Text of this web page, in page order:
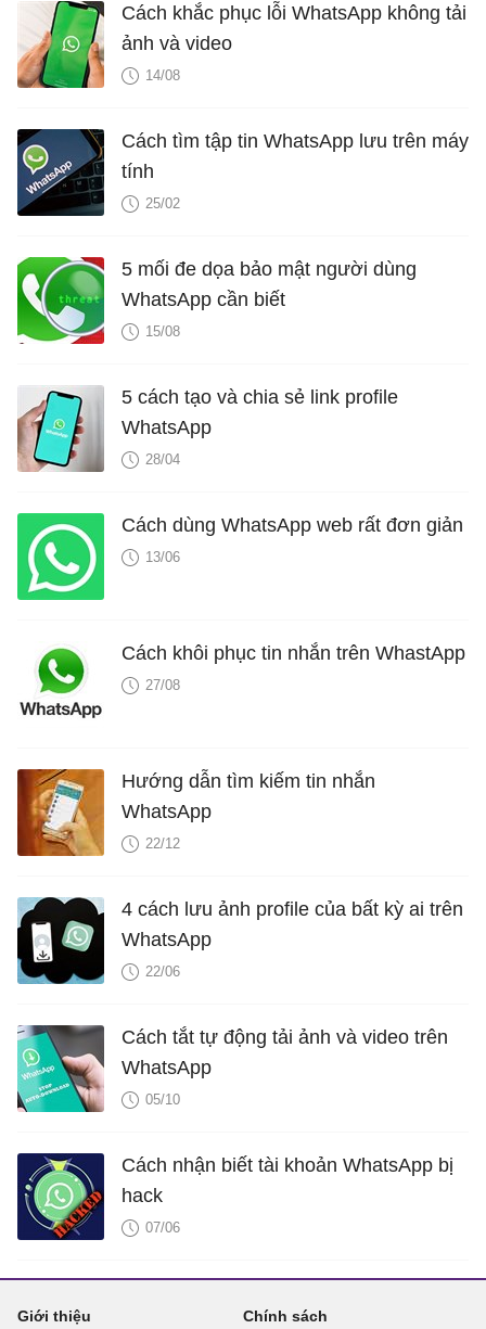
Cách khắc phục lỗi WhatsApp không tải
ảnh và video
14/08
Cách tìm tập tin WhatsApp lưu trên máy
tính
25/02
5 mối đe dọa bảo mật người dùng
WhatsApp cần biết
15/08
5 cách tạo và chia sẻ link profile
WhatsApp
28/04
Cách dùng WhatsApp web rất đơn giản
13/06
Cách khôi phục tin nhắn trên WhastApp
27/08
Hướng dẫn tìm kiếm tin nhắn
WhatsApp
22/12
4 cách lưu ảnh profile của bất kỳ ai trên
WhatsApp
22/06
Cách tắt tự động tải ảnh và video trên
WhatsApp
05/10
Cách nhận biết tài khoản WhatsApp bị
hack
07/06
Giới thiệu Chính sách